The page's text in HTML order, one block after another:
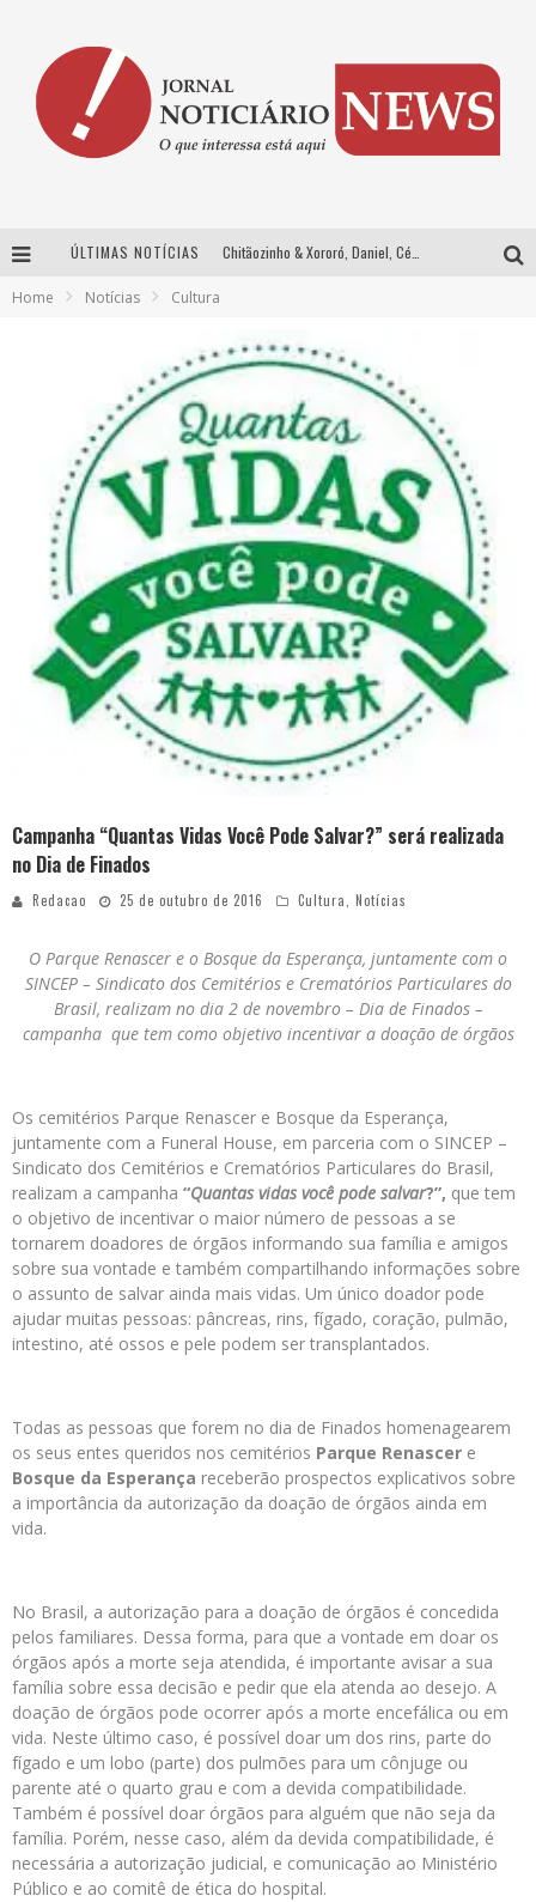
ÚLTIMAS NOTÍCIAS
Wetz Beverages aposta no “premium acessível” para democratizar a alta coquetelaria com garrafas de 1 litro
Home Notícias Cultura
Campanha “Quantas Vidas Você Pode Salvar?” será realizada
no Dia de Finados
Redacao 25 de outubro de 2016 Cultura Notícias
O Parque Renascer e o Bosque da Esperança, juntamente com o
SINCEP – Sindicato dos Cemitérios e Crematórios Particulares do
Brasil, realizam no dia 2 de novembro – Dia de Finados –
campanha que tem como objetivo incentivar a doação de órgãos
Os cemitérios Parque Renascer e Bosque da Esperança,
juntamente com a Funeral House, em parceria com o SINCEP –
Sindicato dos Cemitérios e Crematórios Particulares do Brasil,
realizam a campanha “Quantas vidas você pode salvar?”, que tem
o objetivo de incentivar o maior número de pessoas a se
tornarem doadores de órgãos informando sua família e amigos
sobre sua vontade e também compartilhando informações sobre
o assunto de salvar ainda mais vidas. Um único doador pode
ajudar muitas pessoas: pâncreas, rins, fígado, coração, pulmão,
intestino, até ossos e pele podem ser transplantados.
Todas as pessoas que forem no dia de Finados homenagearem
os seus entes queridos nos cemitérios Parque Renascer e
Bosque da Esperança receberão prospectos explicativos sobre
a importância da autorização da doação de órgãos ainda em
vida.
No Brasil, a autorização para a doação de órgãos é concedida
pelos familiares. Dessa forma, para que a vontade em doar os
órgãos após a morte seja atendida, é importante avisar a sua
família sobre essa decisão e pedir que ela atenda ao desejo. A
doação de órgãos pode ocorrer após a morte encefálica ou em
vida. Neste último caso, é possível doar um dos rins, parte do
fígado e um lobo (parte) dos pulmões para um cônjuge ou
parente até o quarto grau e com a devida compatibilidade.
Também é possível doar órgãos para alguém que não seja da
família. Porém, nesse caso, além da devida compatibilidade, é
necessária a autorização judicial, e comunicação ao Ministério
Público e ao comitê de ética do hospital.